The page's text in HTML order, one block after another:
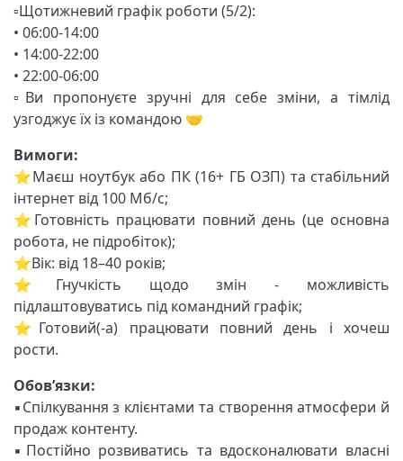
▫️Щотижневий графік роботи (5/2):
• 06:00-14:00
• 14:00-22:00
• 22:00-06:00
▫️Ви пропонуєте зручні для себе зміни, а тімлід
узгоджує їх із командою 🤝
Вимоги:
⭐️Маєш ноутбук або ПК (16+ ГБ ОЗП) та стабільний
інтернет від 100 Мб/с;
⭐️Готовність працювати повний день (це основна
робота, не підробіток);
⭐️Вік: від 18–40 років;
⭐️Гнучкість щодо змін - можливість
підлаштовуватись під командний графік;
⭐️Готовий(-а) працювати повний день і хочеш
рости.
Обовʼязки:
▪️Спілкування з клієнтами та створення атмосфери й
продаж контенту.
▪️Постійно розвиватись та вдосконалювати власні